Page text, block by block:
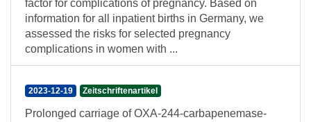
factor for complications of pregnancy. Based on
information for all inpatient births in Germany, we
assessed the risks for selected pregnancy
complications in women with ...
2023-12-19 Zeitschriftenartikel
Prolonged carriage of OXA-244-carbapenemase-